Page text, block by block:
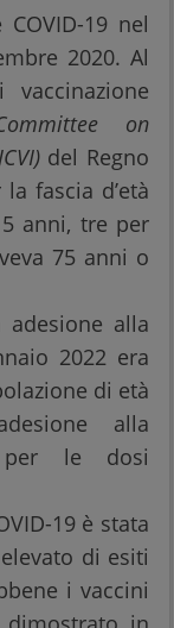
19 nel
2020. Al
on
del Regno
fascia d’età
anni, tre per
75 anni o
alla
2022 era
di età
alla
per le dosi
19 è stata
di esiti
i vaccini